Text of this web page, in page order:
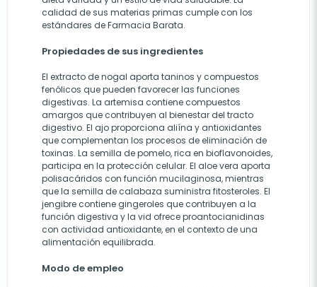
calidad de sus materias primas cumple con los
estándares de Farmacia Barata.
Propiedades de sus ingredientes
El extracto de nogal aporta taninos y compuestos
fenólicos que pueden favorecer las funciones
digestivas. La artemisa contiene compuestos
amargos que contribuyen al bienestar del tracto
digestivo. El ajo proporciona aliína y antioxidantes
que complementan los procesos de eliminación de
toxinas. La semilla de pomelo, rica en bioflavonoides,
participa en la protección celular. El aloe vera aporta
polisacáridos con función mucilaginosa, mientras
que la semilla de calabaza suministra fitosteroles. El
jengibre contiene gingeroles que contribuyen a la
función digestiva y la vid ofrece proantocianidinas
con actividad antioxidante, en el contexto de una
alimentación equilibrada.
Modo de empleo